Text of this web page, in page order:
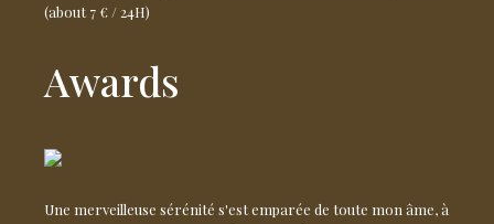
(about 7 € / 24H)
Awards
Une merveilleuse sérénité s'est emparée de toute mon âme, à